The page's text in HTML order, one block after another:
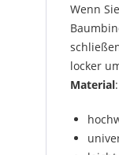
Wenn
locker
Material